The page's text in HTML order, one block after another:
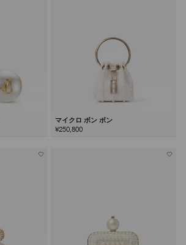
マイクロ ボン ボン
¥250,800